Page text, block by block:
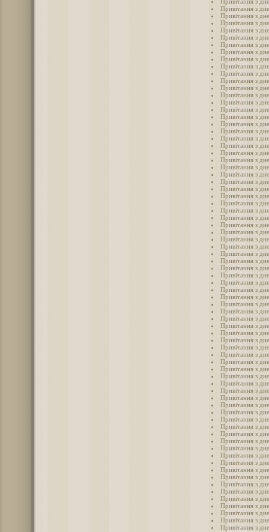
Привітання з
Привітання з
Привітання з
Привітання з
Привітання з
Привітання з
Привітання з
Привітання з
Привітання з
Привітання з
Привітання з
Привітання з
Привітання з
Привітання з
Привітання з
Привітання з
Привітання з
Привітання з
Привітання з
Привітання з
Привітання з
Привітання з
Привітання з
Привітання з
Привітання з
Привітання з
Привітання з
Привітання з
Привітання з
Привітання з
Привітання з
Привітання з
Привітання з
Привітання з
Привітання з
Привітання з
Привітання з
Привітання з
Привітання з
Привітання з
Привітання з
Привітання з
Привітання з
Привітання з
Привітання з
Привітання з
Привітання з
Привітання з
Привітання з
Привітання з
Привітання з
Привітання з
Привітання з
Привітання з
Привітання з
Привітання з
Привітання з
Привітання з
Привітання з
Привітання з
Привітання з
Привітання з
Привітання з
Привітання з
Привітання з
Привітання з
Привітання з
Привітання з
Привітання з
Привітання з
Привітання з
Привітання з
Привітання з